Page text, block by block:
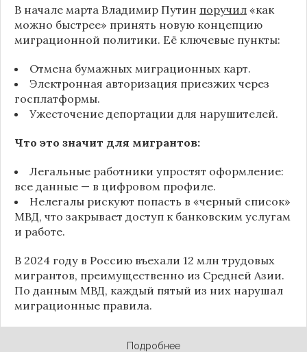
В начале марта Владимир Путин поручил «как
можно быстрее» принять новую концепцию
миграционной политики. Её ключевые пункты:
Отмена бумажных миграционных карт.
Электронная авторизация приезжих через
госплатформы.
Ужесточение депортации для нарушителей.
Что это значит для мигрантов:
Легальные работники упростят оформление:
все данные — в цифровом профиле.
Нелегалы рискуют попасть в «черный список»
МВД, что закрывает доступ к банковским услугам
и работе.
В 2024 году в Россию въехали 12 млн трудовых
мигрантов, преимущественно из Средней Азии.
По данным МВД, каждый пятый из них нарушал
миграционные правила.
Подробнее